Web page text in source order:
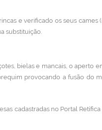
e verificado os seus cames
substituição.
bielas e mancais, o aperto
provocando a fusão do
cadastradas no Portal